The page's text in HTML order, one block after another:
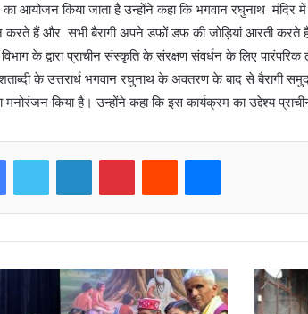
आयोजन किया जाता है उन्होंने कहा कि भगवान रघुनाथ मंदिर
करते हैं और सभी बैरागी अपने डफों डफ की जोड़ियां आरती
के द्वारा प्राचीन संस्कृति के संरक्षण संवर्धन के लिए
के उत्तरार्ध भगवान रघुनाथ के अवतरण के बाद से बैरागी
मनोरंजन किया है। उन्होंने कहा कि इस कार्यक्रम का उद्देश्य